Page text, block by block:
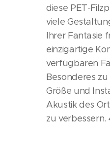
diese PET-
viele
Ihrer Fantasie
einzigartige
verfügbaren
Besonderes
Größe und
Akustik des
zu verbessern.